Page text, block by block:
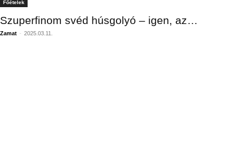
Főételek
Szuperfinom svéd húsgolyó – igen, az…
Zamat - 2025.03.11.